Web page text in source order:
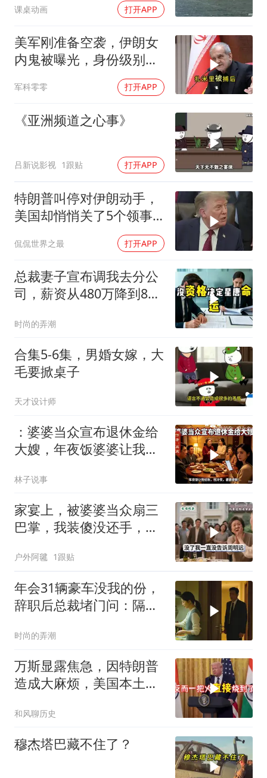
乐享全民健身 共筑健康中国
课桌动画 打开APP
美军刚准备空袭，伊朗女
内鬼被曝光，身份级别很
军科零零 打开APP
《亚洲频道之心事》
吕新说影视 1跟贴 打开APP
特朗普叫停对伊朗动手，
美国却悄悄关了5个领事
侃侃世界之最 打开APP
总裁妻子宣布调我去分公
司，薪资从480万降到8
时尚的弄潮
合集5-6集，男婚女嫁，大
毛要掀桌子
天才设计师
：婆婆当众宣布退休金给
大嫂，年夜饭婆婆让我结
林子说事
家宴上，被婆婆当众扇三
巴掌，我装傻没还手，悄
夫全家10人被新户主请出
家门
户外阿毽 1跟贴
年会31辆豪车没我的份，
辞职后总裁堵门问：隔壁
时尚的弄潮
万斯显露焦急，因特朗普
造成大麻烦，美国本土有
和风聊历史
穆杰塔巴藏不住了？